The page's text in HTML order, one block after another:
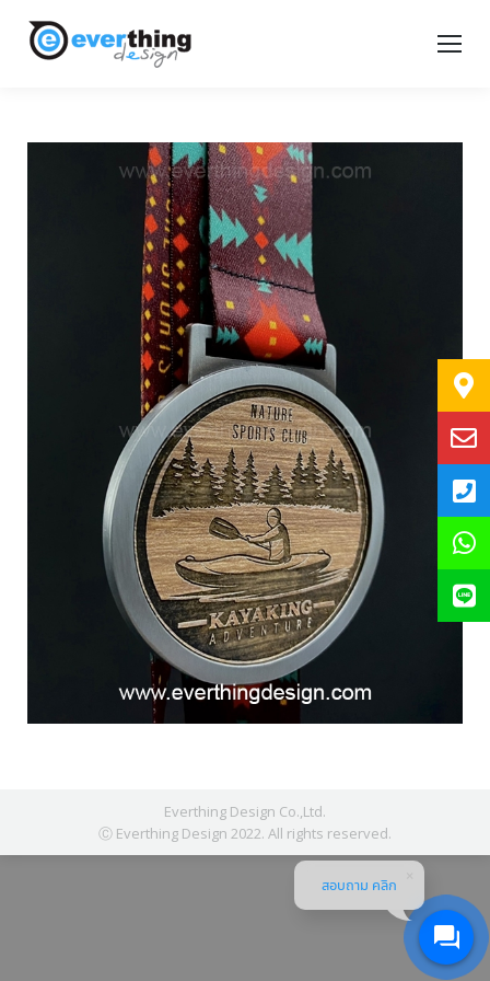
Everthing Design Co.,Ltd.
Ⓒ Everthing Design 2022. All rights reserved.
สอบถาม คลิก